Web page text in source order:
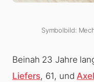
Symbolbild:
Beinah 23 Jahre
Liefers, 61, und